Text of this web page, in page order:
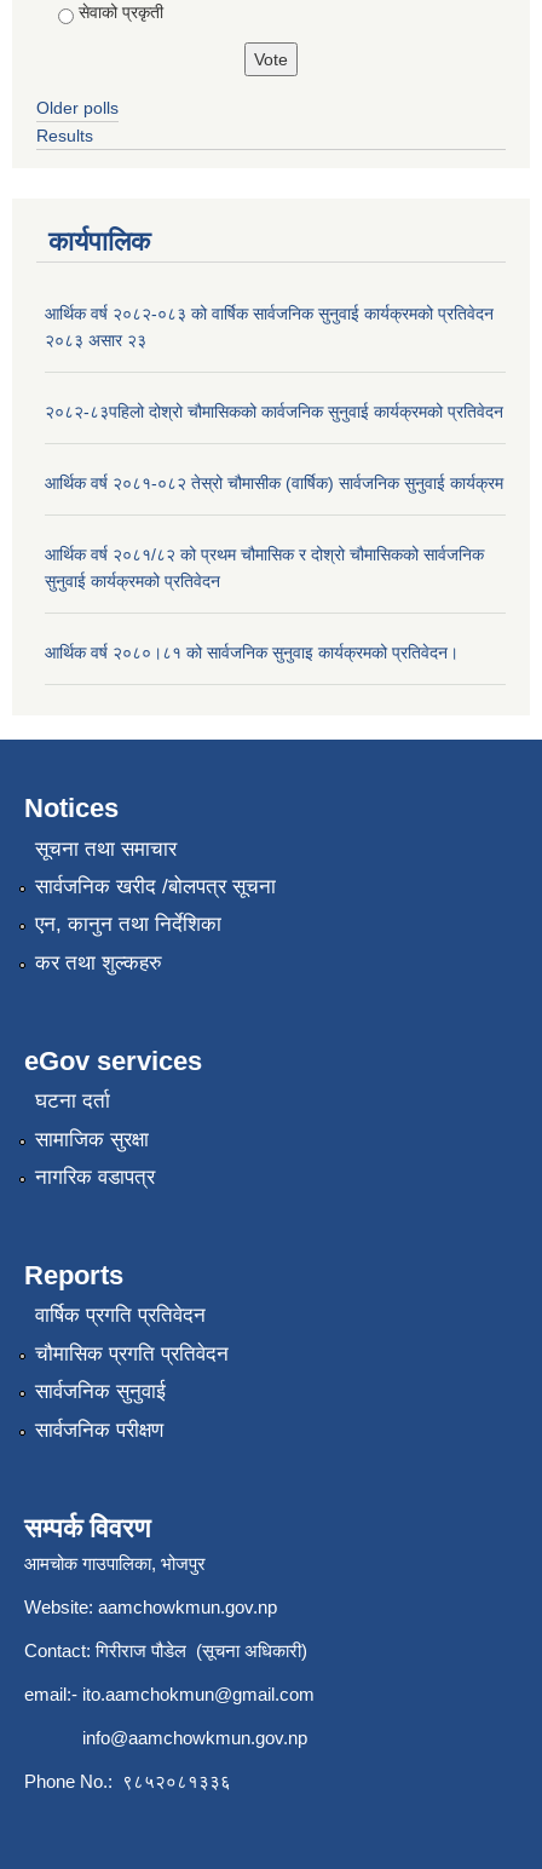
सेवाको प्रकृती
Older polls
Results
कार्यपालिक
आर्थिक वर्ष २०८२-०८३ को वार्षिक सार्वजनिक सुनुवाई कार्यक्रमको प्रतिवेदन
२०८३ असार २३
२०८२-८३पहिलो दोश्रो चौमासिकको कार्वजनिक सुनुवाई कार्यक्रमको प्रतिवेदन
आर्थिक वर्ष २०८१-०८२ तेस्रो चौमासीक (वार्षिक) सार्वजनिक सुनुवाई कार्यक्रम
आर्थिक वर्ष २०८१/८२ को प्रथम चौमासिक र दोश्रो चौमासिकको सार्वजनिक
सुनुवाई कार्यक्रमको प्रतिवेदन
आर्थिक वर्ष २०८०।८१ को सार्वजनिक सुनुवाइ कार्यक्रमको प्रतिवेदन।
Notices
सूचना तथा समाचार
सार्वजनिक खरीद /बोलपत्र सूचना
एन, कानुन तथा निर्देशिका
कर तथा शुल्कहरु
eGov services
घटना दर्ता
सामाजिक सुरक्षा
नागरिक वडापत्र
Reports
वार्षिक प्रगति प्रतिवेदन
चौमासिक प्रगति प्रतिवेदन
सार्वजनिक सुनुवाई
सार्वजनिक परीक्षण
सम्पर्क विवरण
आमचोक गाउपालिका, भोजपुर
Website: aamchowkmun.gov.np
Contact: गिरीराज पौडेल (सूचना अधिकारी)
email:- ito.aamchokmun@gmail.com
info@aamchowkmun.gov.np
Phone No.: ९८५२०८१३३६